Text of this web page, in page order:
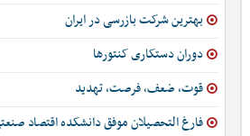
بهترین شرکت بازرسی در ایران
دوران دستکاری کنتورها
قوت، ضعف، فرصت، تهدید
فارغ التحصیلان موفق دانشکده اقتصاد